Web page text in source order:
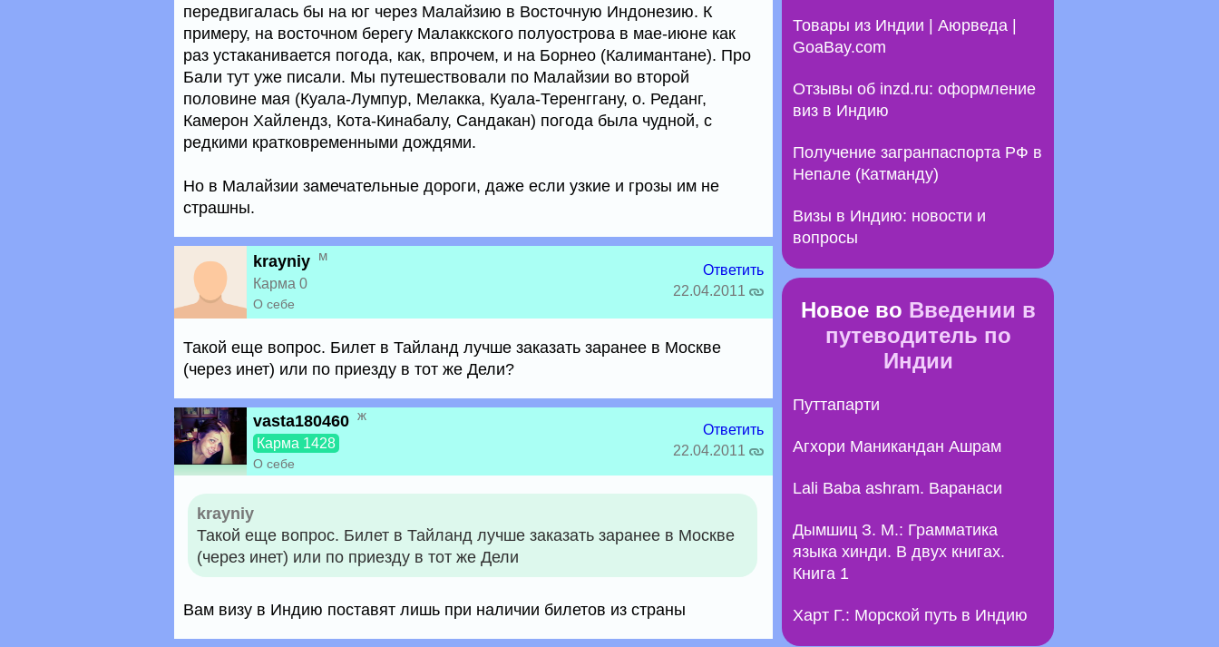
передвигалась бы на юг через Малайзию в Восточную Индонезию. К
примеру, на восточном берегу Малаккского полуострова в мае-июне как
раз устаканивается погода, как, впрочем, и на Борнео (Калимантане). Про
Бали тут уже писали. Мы путешествовали по Малайзии во второй
половине мая (Куала-Лумпур, Мелакка, Куала-Теренггану, о. Реданг,
Камерон Хайлендз, Кота-Кинабалу, Сандакан) погода была чудной, с
редкими кратковременными дождями.
Но в Малайзии замечательные дороги, даже если узкие и грозы им не
страшны.
krayniy м
Карма 0
О себе
Ответить
22.04.2011
Такой еще вопрос. Билет в Тайланд лучше заказать заранее в Москве
(через инет) или по приезду в тот же Дели?
vasta180460 ж
Карма 1428
О себе
Ответить
22.04.2011
krayniy
Такой еще вопрос. Билет в Тайланд лучше заказать заранее в Москве
(через инет) или по приезду в тот же Дели
Вам визу в Индию поставят лишь при наличии билетов из страны
Товары из Индии | Аюрведа |
GoaBay.com
Отзывы об inzd.ru: оформление
виз в Индию
Получение загранпаспорта РФ в
Непале (Катманду)
Визы в Индию: новости и
вопросы
Новое во Введении в
путеводитель по
Индии
Путтапарти
Агхори Маникандан Ашрам
Lali Baba ashram. Варанаси
Дымшиц З. М.: Грамматика
языка хинди. В двух книгах.
Книга 1
Харт Г.: Морской путь в Индию